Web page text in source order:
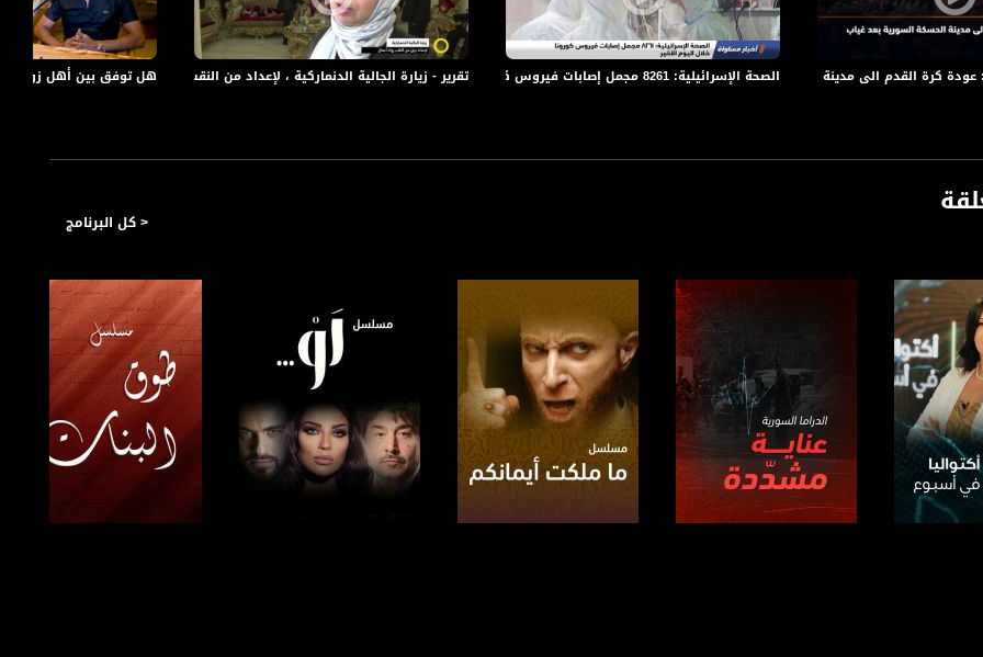
https://
https://
https://www.youtube.com/channel/UCwJbDUmIxc-
https://
هل توفق بين أهل زوجك
تقرير - زيارة الجالية الدنماركية ، لإعداد من النقب رواد أعمال - #صباحنا غير - 13-3-2017 - مساواة الصحة الإسرائيلية: 8261 مجمل إصابات فيروس كورونا خلال اليوم الأخير،اخبارمساواة،02.02.21،قناة مساواة
< كل البرنامج